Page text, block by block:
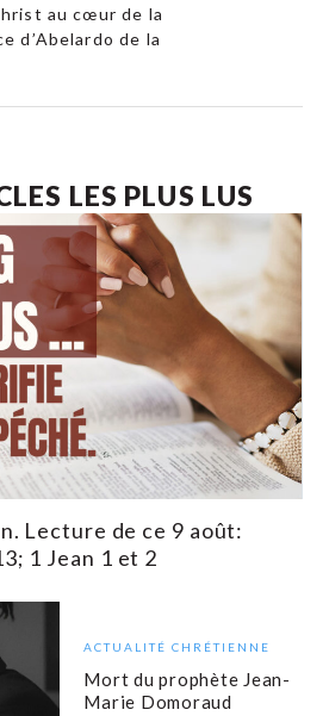
au cœur de la
d’Abelardo de la
LES PLUS LUS
Lecture de ce 9 août:
1 Jean 1 et 2
ACTUALITÉ CHRÉTIENNE
Mort du prophète Jean-
Marie Domoraud